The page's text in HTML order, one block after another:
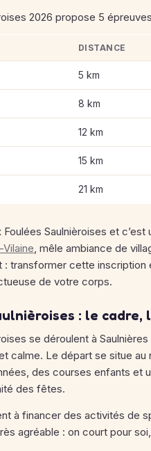
2026 propose 5
épreuves de Les Foulées
DISTANCE
5 km
8 km
12 km
15 km
21 km
Saulnièroises et
, mêle ambiance de
: transformer cette
de votre corps.
: le cadre,
se déroulent à
calme. Le départ se situe
des courses enfants et
des fêtes.
à financer des activités de
agréable : on court pour